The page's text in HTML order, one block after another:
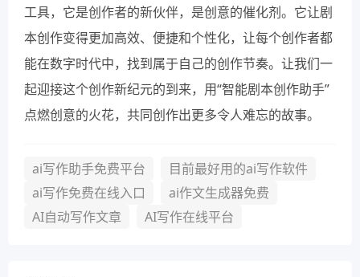
工具，它是创作者的新伙伴，是创意的催化剂。它让剧
本创作变得更加高效、便捷和个性化，让每个创作者都
能在数字时代中，找到属于自己的创作节奏。让我们一
起迎接这个创作新纪元的到来，用“智能剧本创作助手”
点燃创意的火花，共同创作出更多令人难忘的故事。
ai写作助手免费平台
目前最好用的ai写作软件
ai写作免费在线入口
ai作文生成器免费
AI自动写作文章
AI写作在线平台